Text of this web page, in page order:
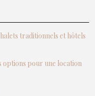
traditionnels et hôtels
options pour une location